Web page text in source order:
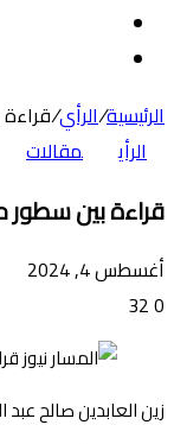
المظلم
الرئيسية/الرأي/
الرأي
مقالات
قراءة بين سطور
أغسطس 4, 2024
0
زين العابدين صالح عبد